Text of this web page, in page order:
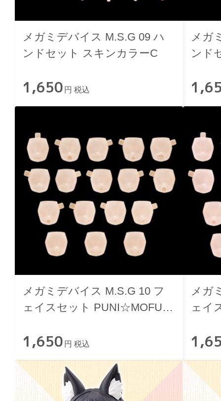
メガミデバイス M.S.G 09 ハ
ンドセット スキンカラーC
1,650 円 税込
メガ
ンド
メガミデバイス M.S.G 10 フ
ェイスセット PUNI☆MOFU用
1,650 円 税込
メガ
ェイ